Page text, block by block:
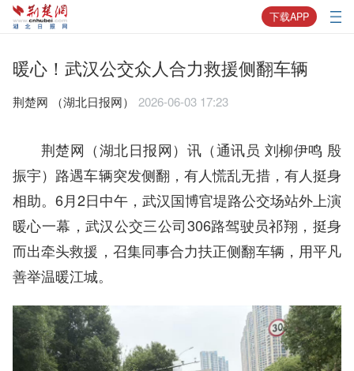
下载APP
暖心！武汉公交众人合力救援侧翻车辆
荆楚网 ​（湖北日报网） 2026-06-03 17:23
荆楚网（湖北日报网）讯（通讯员 刘柳伊鸣 殷
振宇）路遇车辆突发侧翻，有人慌乱无措，有人挺身
相助。6月2日中午，武汉国博官堤路公交场站外上演
暖心一幕，武汉公交三公司306路驾驶员祁翔，挺身
而出牵头救援，召集同事合力扶正侧翻车辆，用平凡
善举温暖江城。